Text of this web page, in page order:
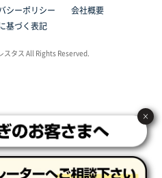
おり、注文の流れがスムーズ
シーポリシー
会社概要
基づく表記
スタス All Rights Reserved.
×